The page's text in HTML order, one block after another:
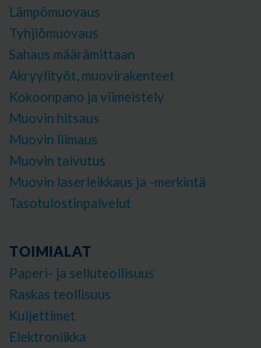
Lämpömuovaus
Tyhjiömuovaus
Sahaus määrämittaan
Akryylityöt, muovirakenteet
Kokoonpano ja viimeistely
Muovin hitsaus
Muovin liimaus
Muovin taivutus
Muovin laserleikkaus ja -merkintä
Tasotulostinpalvelut
TOIMIALAT
Paperi- ja selluteollisuus
Raskas teollisuus
Kuljettimet
Elektroniikka